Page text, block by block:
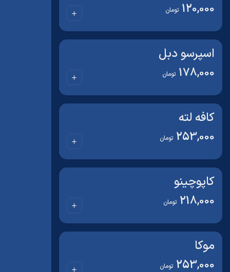
120,000 تومان
اسپرسو دبل
178,000 تومان
کافه لته
253,000 تومان
کاپوچینو
218,000 تومان
موکا
253,000 تومان